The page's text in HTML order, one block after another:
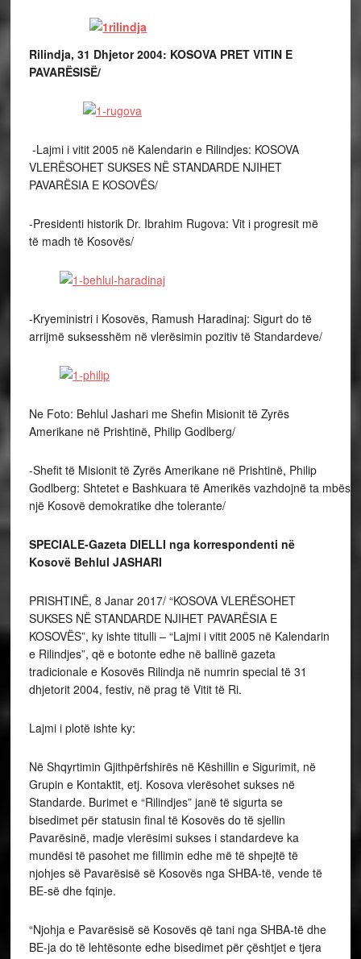
Rilindja, 31 Dhjetor 2004: KOSOVA PRET VITIN E
PAVARËSISË/
-Lajmi i vitit 2005 në Kalendarin e Rilindjes: KOSOVA
VLERËSOHET SUKSES NË STANDARDE NJIHET
PAVARËSIA E KOSOVËS/
-Presidenti historik Dr. Ibrahim Rugova: Vit i progresit më
të madh të Kosovës/
-Kryeministri i Kosovës, Ramush Haradinaj: Sigurt do të
arrijmë suksesshëm në vlerësimin pozitiv të Standardeve/
Ne Foto: Behlul Jashari me Shefin Misionit të Zyrës
Amerikane në Prishtinë, Philip Godlberg/
-Shefit të Misionit të Zyrës Amerikane në Prishtinë, Philip
Godlberg: Shtetet e Bashkuara të Amerikës vazhdojnë ta
një Kosovë demokratike dhe tolerante/
SPECIALE-Gazeta DIELLI nga korrespondenti në
Kosovë Behlul JASHARI
PRISHTINË, 8 Janar 2017/ “KOSOVA VLERËSOHET
SUKSES NË STANDARDE NJIHET PAVARËSIA E
KOSOVËS”, ky ishte titulli – “Lajmi i vitit 2005 në Kalendarin
e Rilindjes”, që e botonte edhe në ballinë gazeta
tradicionale e Kosovës Rilindja në numrin special të 31
dhjetorit 2004, festiv, në prag të Vitit të Ri.
Lajmi i plotë ishte ky:
Në Shqyrtimin Gjithpërfshirës në Këshillin e Sigurimit, në
Grupin e Kontaktit, etj. Kosova vlerësohet sukses në
Standarde. Burimet e “Rilindjes” janë të sigurta se
bisedimet për statusin final të Kosovës do të sjellin
Pavarësinë, madje vlerësimi sukses i standardeve ka
mundësi të pasohet me fillimin edhe më të shpejtë të
njohjes së Pavarësisë së Kosovës nga SHBA-të, vende të
BE-së dhe fqinje.
“Njohja e Pavarësisë së Kosovës që tani nga SHBA-të dhe
BE-ja do të lehtësonte edhe bisedimet për çështjet e tjera